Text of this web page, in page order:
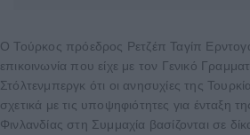
Ο Τούρκος πρόεδρος Ρετζέπ Ταγίπ
επικοινωνία που είχε με τον Γενικό
Στόλτενμπεργκ ότι οι ανησυχίες της
σχετικά με τις υποψηφιότητες για ένταξη
Φινλανδίας στη Συμμαχία βασίζονται σε